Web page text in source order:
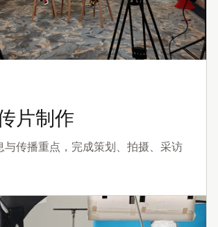
片制作
与传播重点，完成策划、拍摄、采访